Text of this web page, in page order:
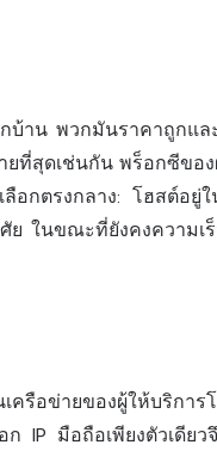
าน พวกมันราคาถูกแล
ที่สุดเช่นกัน พร็อกซีขอ
กตรงกลาง: โฮสต์อยู่
ย ในขณะที่ยังคงความเ
รือข่ายของผู้ให้บริการ
IP มือถือเพียงตัวเดียว